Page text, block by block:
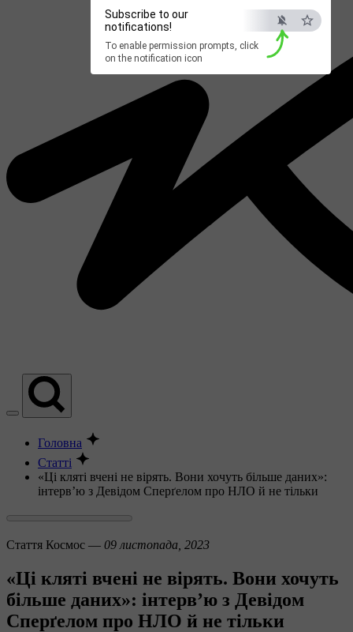
Subscribe to our
notifications!
To enable permission prompts, click
on the notification icon
Головна
Статті
«Ці кляті вчені не вірять. Вони хочуть більше даних»:
інтерв’ю з Девідом Сперґелом про НЛО й не тільки
Стаття Космос — 09 листопада, 2023
«Ці кляті вчені не вірять. Вони хочуть
більше даних»: інтерв’ю з Девідом
Сперґелом про НЛО й не тільки